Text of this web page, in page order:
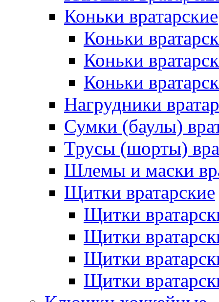
Коньки вратарские
Коньки
Коньки
Коньки
Нагрудники
Сумки (баулы)
Трусы (шорты)
Шлемы и маски
Щитки вратарские
Щитки
Щитки
Щитки
Щитки